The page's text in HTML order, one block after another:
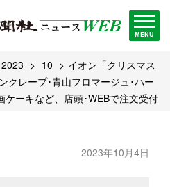
MENU
2023 10
イオン「クリスマス
クレープ･青山フロマージュ･ハー
ケーキなど、店頭･WEBで注文受付
2023年10月4日